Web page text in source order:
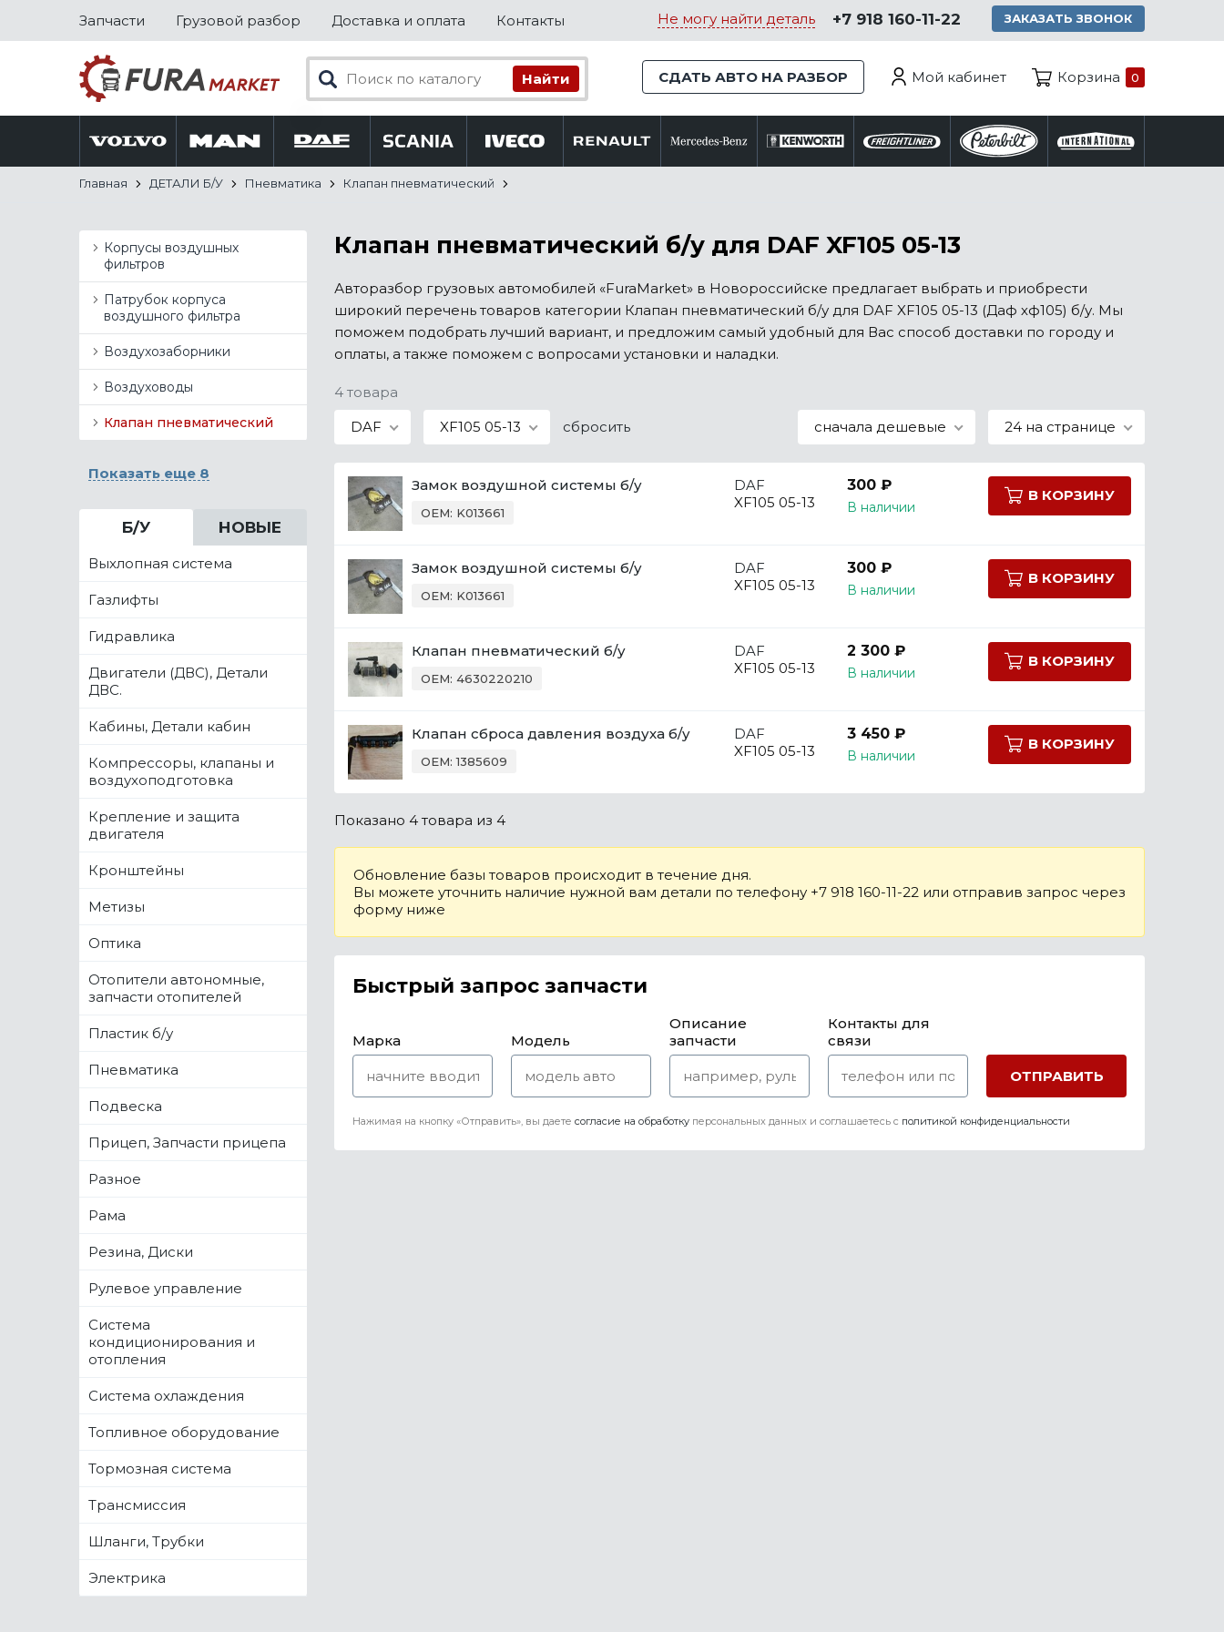
Запчасти Грузовой разбор Доставка и оплата Контакты Не могу найти деталь +7 918 160-11-22 ЗАКАЗАТЬ ЗВОНОК
СДАТЬ АВТО НА РАЗБОР Мой кабинет Корзина 0
Главная ДЕТАЛИ Б/У Пневматика Клапан пневматический
Корпусы воздушных
фильтров
Патрубок корпуса
воздушного фильтра
Воздухозаборники
Воздуховоды
Клапан пневматический
Показать еще 8
Б/У НОВЫЕ
Выхлопная система
Газлифты
Гидравлика
Двигатели (ДВС), Детали
ДВС.
Кабины, Детали кабин
Компрессоры, клапаны и
воздухоподготовка
Крепление и защита
двигателя
Кронштейны
Метизы
Оптика
Отопители автономные,
запчасти отопителей
Пластик б/у
Пневматика
Подвеска
Прицеп, Запчасти прицепа
Разное
Рама
Резина, Диски
Рулевое управление
Система
кондиционирования и
отопления
Система охлаждения
Топливное оборудование
Тормозная система
Трансмиссия
Шланги, Трубки
Электрика
Клапан пневматический б/у для DAF XF105 05-13
Авторазбор грузовых автомобилей «FuraMarket» в Новороссийске предлагает выбрать и приобрести
широкий перечень товаров категории Клапан пневматический б/у для DAF XF105 05-13 (Даф хф105) б/у. Мы
поможем подобрать лучший вариант, и предложим самый удобный для Вас способ доставки по городу и
оплаты, а также поможем с вопросами установки и наладки.
4 товара
DAF
XF105 05-13 сбросить сначала дешевые 24 на странице
Замок воздушной системы б/у
OEM: K013661
DAF
XF105 05-13
300 ₽
В наличии
В КОРЗИНУ
Замок воздушной системы б/у
OEM: K013661
DAF
XF105 05-13
300 ₽
В наличии
В КОРЗИНУ
Клапан пневматический б/у
OEM: 4630220210
DAF
XF105 05-13
2 300 ₽
В наличии
В КОРЗИНУ
Клапан сброса давления воздуха б/у
OEM: 1385609
DAF
XF105 05-13
3 450 ₽
В наличии
В КОРЗИНУ
Показано 4 товара из 4
Обновление базы товаров происходит в течение дня.
Вы можете уточнить наличие нужной вам детали по телефону +7 918 160-11-22 или отправив запрос через
форму ниже
Быстрый запрос запчасти
Марка Модель
Описание
запчасти
Контакты для
связи
Нажимая на кнопку «Отправить», вы даете согласие на обработку персональных данных и соглашаетесь c политикой конфиденциальности